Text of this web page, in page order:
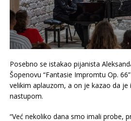
Posebno se istakao pijanista
Šopenovu “Fantasie Impromtu Op.
velikim aplauzom, a on je kazao da
nastupom.
“Već nekoliko dana smo imali probe,